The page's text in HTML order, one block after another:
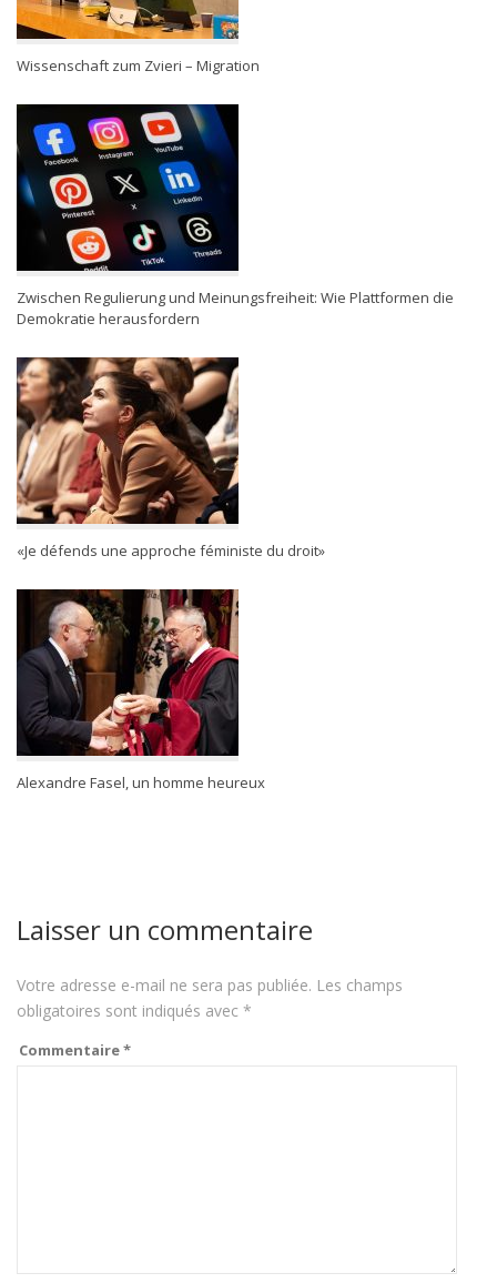
Wissenschaft zum Zvieri – Migration
Zwischen Regulierung und Meinungsfreiheit: Wie Plattformen die
Demokratie herausfordern
«Je défends une approche féministe du droit»
Alexandre Fasel, un homme heureux
Laisser un commentaire
Votre adresse e-mail ne sera pas publiée. Les champs
obligatoires sont indiqués avec *
Commentaire*